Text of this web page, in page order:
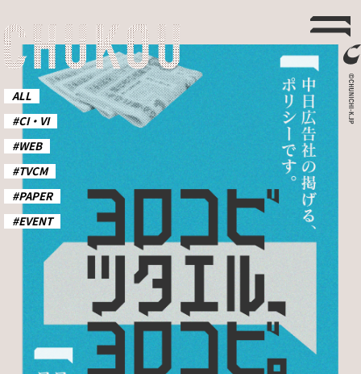
ALL
#CI・VI
#WEB
#TVCM
#PAPER
#EVENT